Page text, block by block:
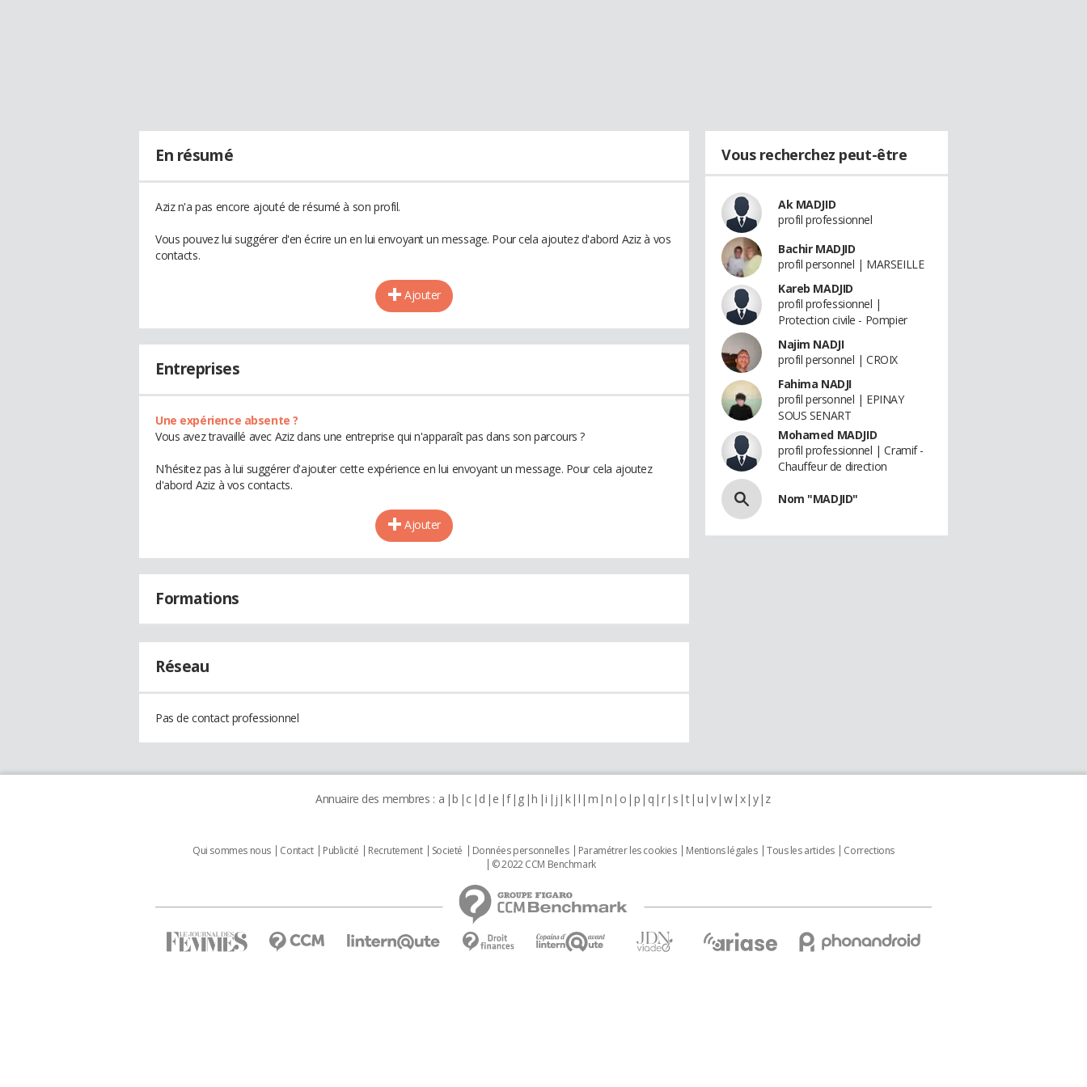
En résumé
Aziz n'a pas encore ajouté de résumé à son profil.
Vous pouvez lui suggérer d'en écrire un en lui envoyant un message. Pour cela ajoutez d'abord Aziz à vos
contacts.
Ajouter
Entreprises
Une expérience absente ?
Vous avez travaillé avec Aziz dans une entreprise qui n'apparaît pas dans son parcours ?
N'hésitez pas à lui suggérer d'ajouter cette expérience en lui envoyant un message. Pour cela ajoutez
d'abord Aziz à vos contacts.
Ajouter
Formations
Réseau
Pas de contact professionnel
Vous recherchez peut-être
Ak MADJID
profil professionnel
Bachir MADJID
profil personnel | MARSEILLE
Kareb MADJID
profil professionnel |
Protection civile - Pompier
Najim NADJI
profil personnel | CROIX
Fahima NADJI
profil personnel | EPINAY
SOUS SENART
Mohamed MADJID
profil professionnel | Cramif -
Chauffeur de direction
Nom "MADJID"
Annuaire des membres : a b c d e f g h i j k l m n o p q r s t u v w x y z
Qui sommes nous Contact Publicité Recrutement Societé Données personnelles Paramétrer les cookies Mentions légales Tous les articles
Corrections
© 2022 CCM Benchmark